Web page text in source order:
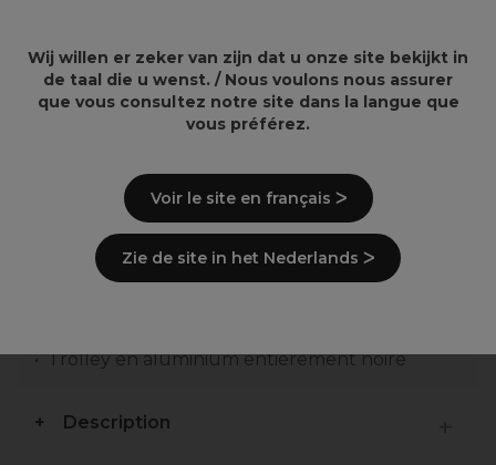
10,50€ 110,37€ 220,75€
Points clés
5 niveaux de rangement adaptables
Trolley en aluminium entièrement noire
Description
Wij willen er zeker van zijn dat u onze site bekijkt in
de taal die u wenst. / Nous voulons nous assurer
que vous consultez notre site dans la langue que
vous préférez.
Voir le site en français ᐳ
Zie de site in het Nederlands ᐳ